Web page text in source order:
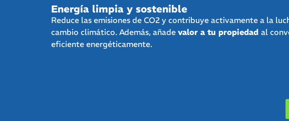
Energía limpia y sostenible
Reduce las emisiones de CO2 y contribuye activamente a la
cambio climático. Además, añade valor a tu propiedad al
eficiente energéticamente.